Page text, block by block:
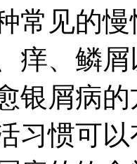
常见的
痒、鳞
银屑病
习惯可